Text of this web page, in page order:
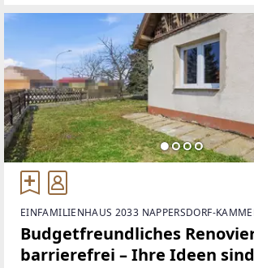
EINFAMILIENHAUS 2033 NAPPERSDORF-
Budgetfreundliches
barrierefrei – Ihre Ideen